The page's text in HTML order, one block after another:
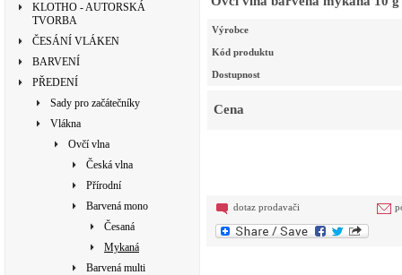
KLOTHO - AUTORSKÁ
TVORBA
ČESÁNÍ VLÁKEN
BARVENÍ
PŘEDENÍ
Sady pro začátečníky
Vlákna
Ovčí vlna
Česká vlna
Přírodní
Barvená mono
Česaná
Mykaná
Barvená multi
Výrobce
Kód produktu
Dostupnost
Cena
dotaz prodavači